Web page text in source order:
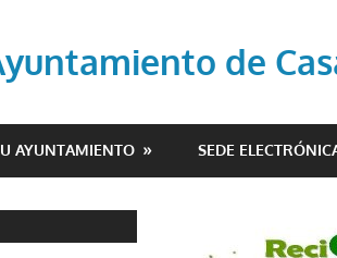
de
AYUNTAMIENTO SEDE